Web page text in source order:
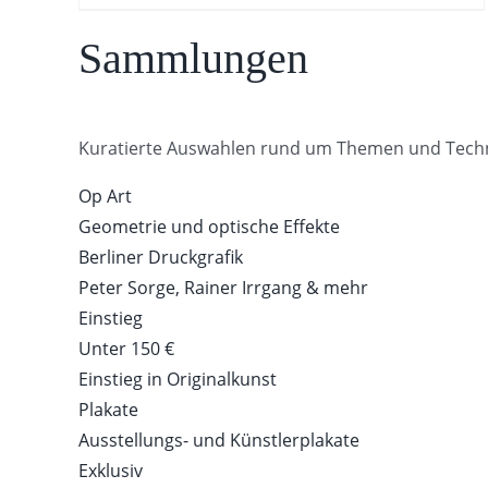
Sammlungen
Kuratierte Auswahlen rund um Themen und
Op Art
Geometrie und optische Effekte
Berliner Druckgrafik
Peter Sorge, Rainer Irrgang & mehr
Einstieg
Unter 150 €
Einstieg in Originalkunst
Plakate
Ausstellungs- und Künstlerplakate
Exklusiv